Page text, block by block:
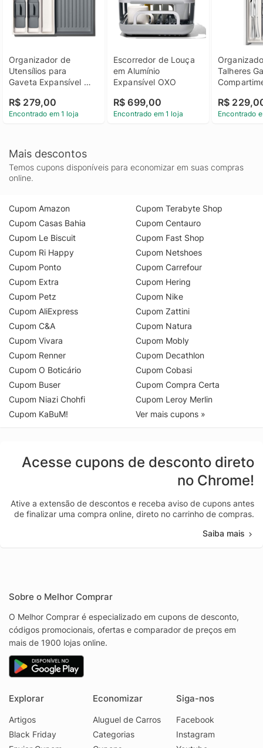
Organizador de
Utensílios para
Gaveta Expansível
Compartimentos
6x45x41cm OXO
R$ 279,00
Encontrado em 1 loja
Escorredor de Louça
em Alumínio
Expansível OXO
R$ 699,00
Encontrado em 1 loja
Talheres
R$
Encontrado
Mais descontos
Temos cupons disponíveis para economizar em suas compras
online.
Cupom Amazon
Cupom Casas Bahia
Cupom Le Biscuit
Cupom Ri Happy
Cupom Ponto
Cupom Extra
Cupom Petz
Cupom AliExpress
Cupom C&A
Cupom Vivara
Cupom Renner
Cupom O Boticário
Cupom Buser
Cupom Niazi Chohfi
Cupom KaBuM!
Cupom Terabyte Shop
Cupom Centauro
Cupom Fast Shop
Cupom Netshoes
Cupom Carrefour
Cupom Hering
Cupom Nike
Cupom Zattini
Cupom Natura
Cupom Mobly
Cupom Decathlon
Cupom Cobasi
Cupom Compra Certa
Cupom Leroy Merlin
Ver mais cupons »
Acesse cupons de desconto direto
no Chrome!
Ative a extensão de descontos e receba aviso de cupons antes
de finalizar uma compra online, direto no carrinho de compras.
Saiba mais
Sobre o Melhor Comprar
O Melhor Comprar é especializado em cupons de desconto,
códigos promocionais, ofertas e comparador de preços em
mais de 1900 lojas online.
Explorar
Artigos
Black Friday
Economizar
Aluguel de Carros
Categorias
Siga-nos
Facebook
Instagram